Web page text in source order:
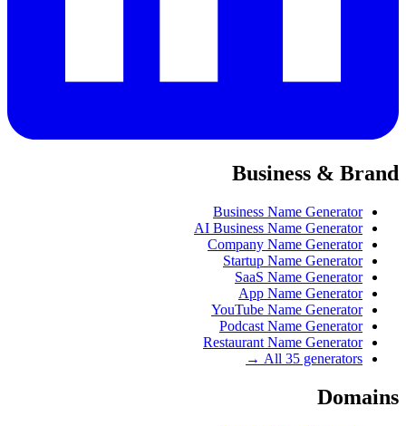
Business & Brand
Business Name Generator
AI Business Name Generator
Company Name Generator
Startup Name Generator
SaaS Name Generator
App Name Generator
YouTube Name Generator
Podcast Name Generator
Restaurant Name Generator
All 35 generators →
Domains